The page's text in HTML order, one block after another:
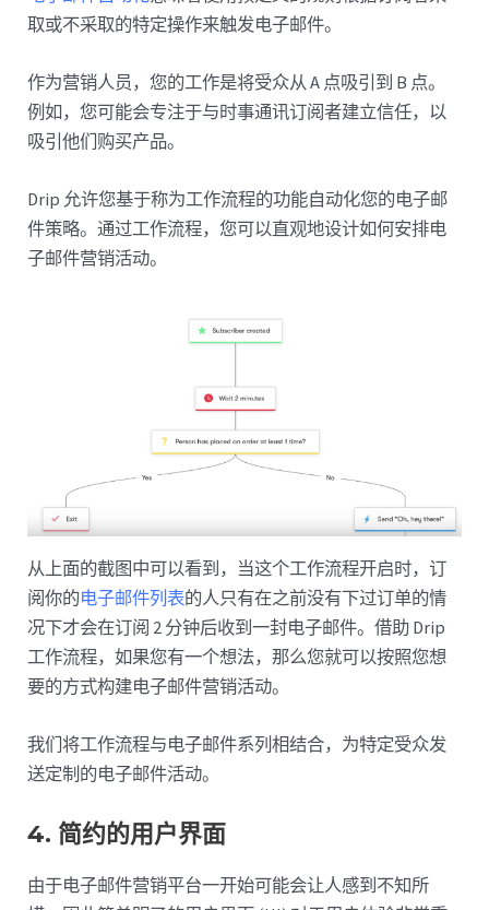
取或不采取的特定操作来触发电子邮件。
作为营销人员，您的工作是将受众从 A 点吸引到 B 点。
例如，您可能会专注于与时事通讯订阅者建立信任，以
吸引他们购买产品。
Drip 允许您基于称为工作流程的功能自动化您的电子邮
件策略。通过工作流程，您可以直观地设计如何安排电
子邮件营销活动。
从上面的截图中可以看到，当这个工作流程开启时，订
阅你的电子邮件列表的人只有在之前没有下过订单的情
况下才会在订阅 2 分钟后收到一封电子邮件。借助 Drip
工作流程，如果您有一个想法，那么您就可以按照您想
要的方式构建电子邮件营销活动。
我们将工作流程与电子邮件系列相结合，为特定受众发
送定制的电子邮件活动。
4. 简约的用户界面
由于电子邮件营销平台一开始可能会让人感到不知所